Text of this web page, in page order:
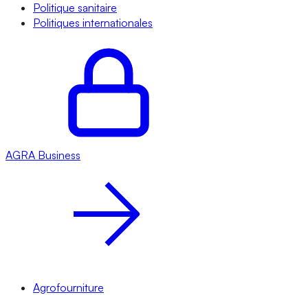
Politique sanitaire
Politiques internationales
AGRA Business
Agrofourniture